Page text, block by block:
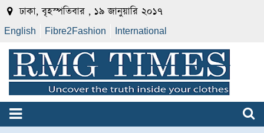
ঢাকা, বৃহস্পতিবার , ১৯ জানুয়ারি ২০১৭
English Fibre2Fashion International